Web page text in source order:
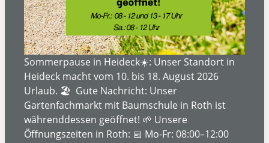
Bildergalerie überspringen
Sommerpause in Heideck☀️: Unser Standort in
Heideck macht vom 10. bis 18. August 2026
Urlaub. 🏖️ Gute Nachricht: Unser
Gartenfachmarkt mit Baumschule in Roth ist
währenddessen geöffnet! 🌱 Unsere
Öffnungszeiten in Roth: 📅 Mo-Fr: 08:00–12:00